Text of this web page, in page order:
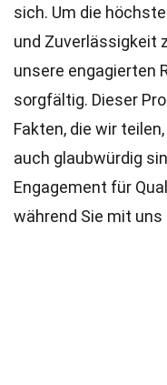
sich. Um die
und Zuverlässigkeit
unsere engagierten
sorgfältig. Dieser
Fakten, die wir
auch glaubwürdig
Engagement für
während Sie mit